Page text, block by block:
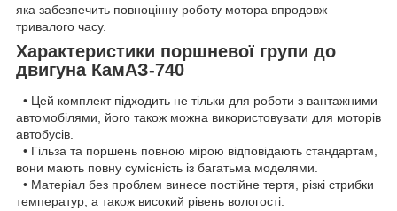
яка забезпечить повноцінну роботу мотора впродовж
тривалого часу.
Характеристики поршневої групи до
двигуна КамАЗ-740
• Цей комплект підходить не тільки для роботи з вантажними
автомобілями, його також можна використовувати для моторів
автобусів.
• Гільза та поршень повною мірою відповідають стандартам,
вони мають повну сумісність із багатьма моделями.
• Матеріал без проблем винесе постійне тертя, різкі стрибки
температур, а також високий рівень вологості.